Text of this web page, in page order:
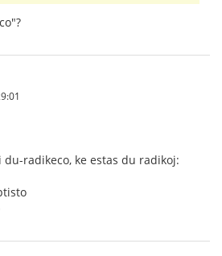
radikeco, ke estas du radikoj: